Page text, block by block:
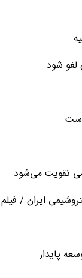
شود
است
تقویت می‌شود
ایران / فیلم
پایدار